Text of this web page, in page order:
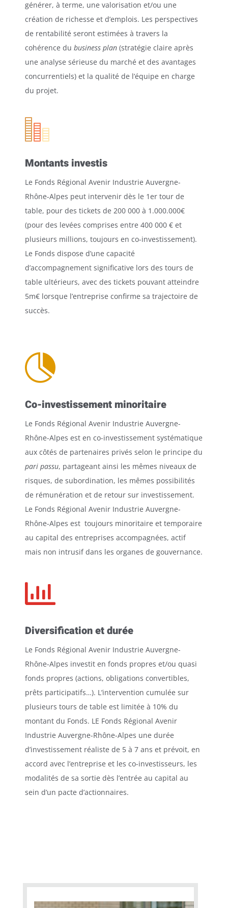
générer, à terme, une valorisation et/ou une
création de richesse et d’emplois. Les perspectives
de rentabilité seront estimées à travers la
cohérence du business plan(stratégie claire après
une analyse sérieuse du marché et des avantages
concurrentiels) et la qualité de l’équipe en charge
du projet.
Montants investis
Le Fonds Régional Avenir Industrie Auvergne-
Rhône-Alpes peut intervenir dès le 1er tour de
table, pour des tickets de 200 000 à 1.000.000€
(pour des levées comprises entre 400 000 € et
plusieurs millions, toujours en co-investissement).
Le Fonds dispose d’une capacité
d’accompagnement significative lors des tours de
table ultérieurs, avec des tickets pouvant atteindre
5m€ lorsque l’entreprise confirme sa trajectoire de
succès.

Co-investissement minoritaire
Le Fonds Régional Avenir Industrie Auvergne-
Rhône-Alpes est en co-investissement systématique
aux côtés de partenaires privés selon le principe du
pari passu, partageant ainsi les mêmes niveaux de
risques, de subordination, les mêmes possibilités
de rémunération et de retour sur investissement.
Le Fonds Régional Avenir Industrie Auvergne-
Rhône-Alpes est toujours minoritaire et temporaire
au capital des entreprises accompagnées, actif
mais non intrusif dans les organes de gouvernance.

Diversification et durée
Le Fonds Régional Avenir Industrie Auvergne-
Rhône-Alpes investit en fonds propres et/ou quasi
fonds propres (actions, obligations convertibles,
prêts participatifs…). L’intervention cumulée sur
plusieurs tours de table est limitée à 10% du
montant du Fonds. LE Fonds Régional Avenir
Industrie Auvergne-Rhône-Alpes une durée
d’investissement réaliste de 5 à 7 ans et prévoit, en
accord avec l’entreprise et les co-investisseurs, les
modalités de sa sortie dès l’entrée au capital au
sein d’un pacte d’actionnaires.